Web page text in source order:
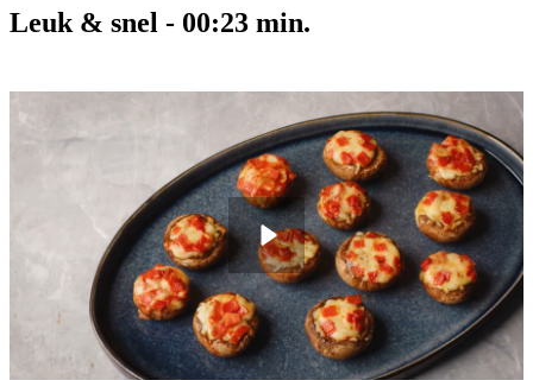
Leuk & snel - 00:23 min.